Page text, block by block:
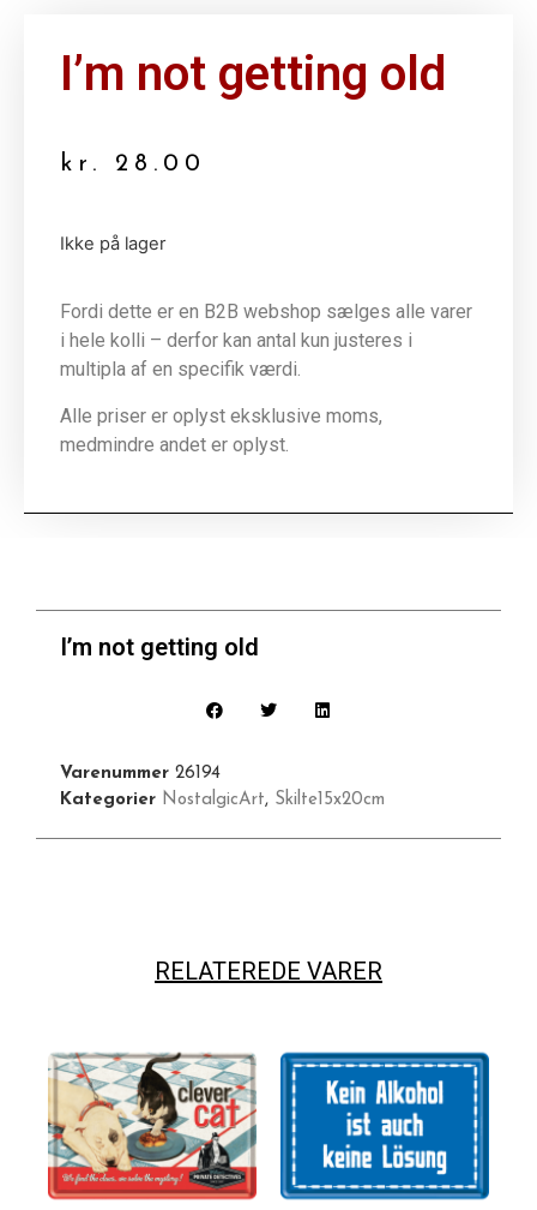
I’m not getting old
kr. 28.00
Ikke på lager
Fordi dette er en B2B webshop sælges alle varer
i hele kolli – derfor kan antal kun justeres i
multipla af en specifik værdi.
Alle priser er oplyst eksklusive moms,
medmindre andet er oplyst.
I’m not getting old
Varenummer 26194
Kategorier NostalgicArt, Skilte15x20cm
RELATEREDE VARER